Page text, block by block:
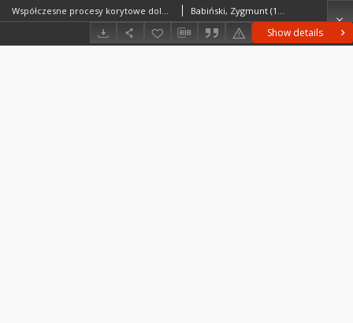
Show details
Współczesne procesy korytowe dolnej Wisły = Present-day fluvial processes of the Lower Vistula river Babiński, Zygmunt (1948– )